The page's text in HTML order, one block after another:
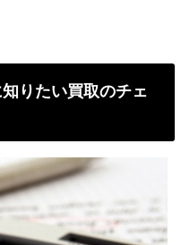
りたい買取のチェ